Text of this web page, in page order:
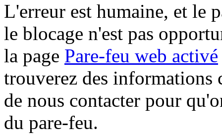
L'erreur est humaine, et le
le blocage n'est pas
la page Pare-feu web activé
trouverez des informations
de nous contacter pour
du pare-feu.